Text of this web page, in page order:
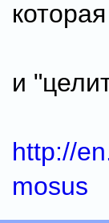
и
http://
mosus